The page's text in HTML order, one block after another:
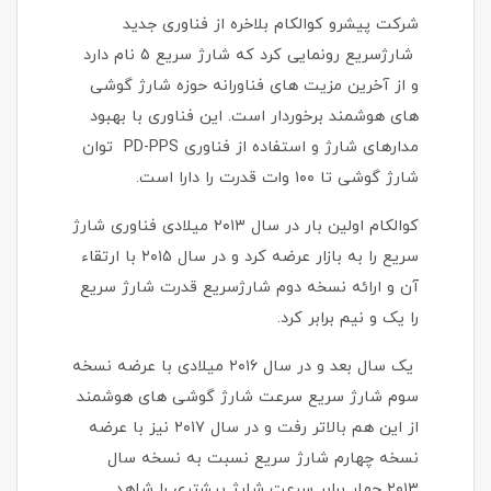
شرکت پیشرو کوالکام بلاخره از فناوری جدید
شارژ‌سریع رونمایی کرد که شارژ سریع ۵ نام دارد
و از آخرین مزیت های فناورانه حوزه شارژ گوشی
های هوشمند برخوردار است. این فناوری با بهبود
مدارهای شارژ و استفاده از فناوری PD-PPS توان
شارژ گوشی تا ۱۰۰ وات قدرت را دارا است.
کوالکام اولین بار در سال ۲۰۱۳ میلادی فناوری شارژ
سریع را به بازار عرضه کرد و در سال ۲۰۱۵ با ارتقاء
آن و ارائه نسخه دوم شارژ‌سریع قدرت شارژ سریع
را یک و نیم برابر کرد.
یک سال بعد و در سال ۲۰۱۶ میلادی با عرضه نسخه
سوم شارژ سریع سرعت شارژ گوشی های هوشمند
از این هم بالاتر رفت و در سال ۲۰۱۷ نیز با عرضه
نسخه چهارم شارژ سریع نسبت به نسخه سال